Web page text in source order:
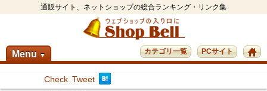
通販サイト、ネットショップの総合ランキング・リンク集
Menu ▼ PCサイト
カテゴリ一覧
Check Tweet